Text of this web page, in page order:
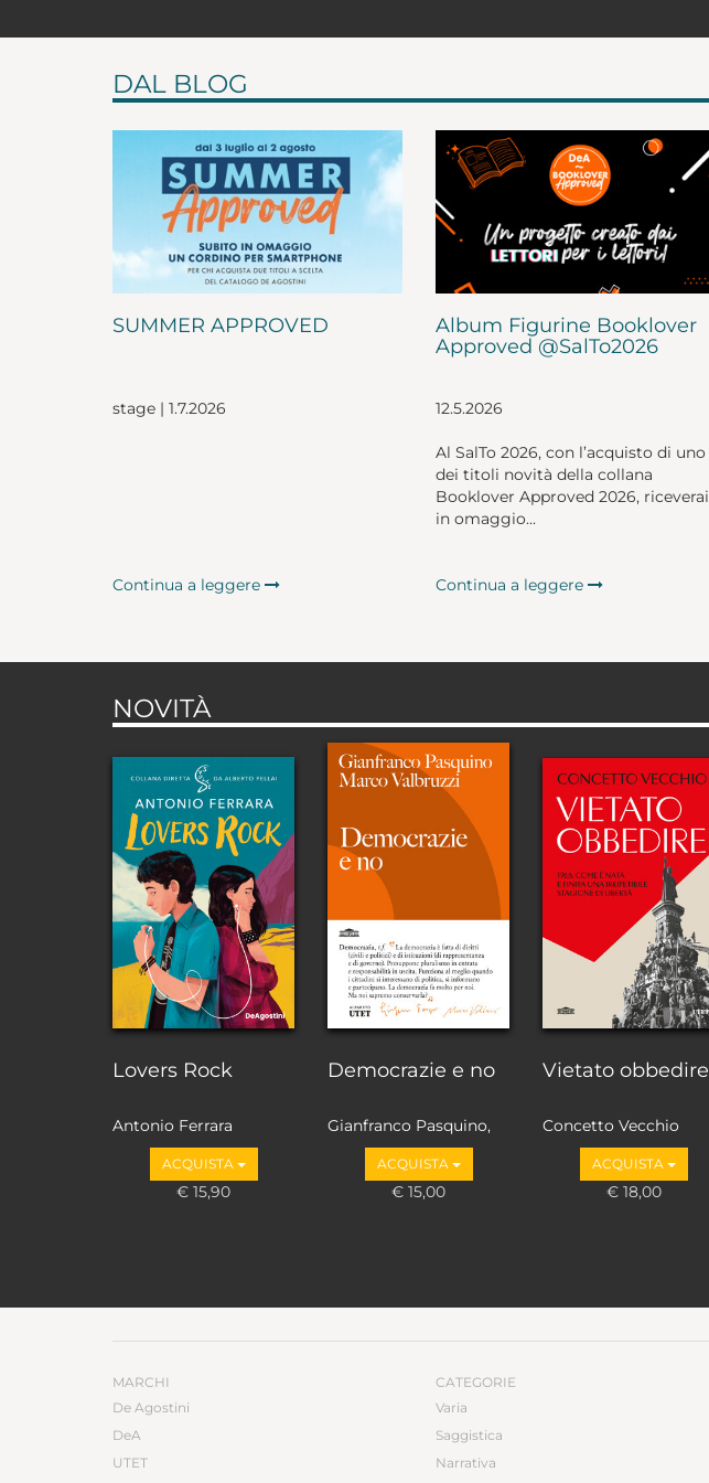
DAL BLOG
SUMMER APPROVED
stage | 1.7.2026
Continua a leggere
Album Figurine Booklover
Approved @SalTo2026
12.5.2026
Al SalTo 2026, con l’acquisto di uno
dei titoli novità della collana
Booklover Approved 2026, riceverai
in omaggio...
Continua a leggere
NOVITÀ
Lovers Rock
Antonio Ferrara
ACQUISTA
€ 15,90
Democrazie e no
Gianfranco Pasquino,
Marco Valbruzzi
ACQUISTA
€ 15,00
Vietato obbedire
Concetto Vecchio
ACQUISTA
€ 18,00
MARCHI
De Agostini
DeA
UTET
CATEGORIE
Varia
Saggistica
Narrativa